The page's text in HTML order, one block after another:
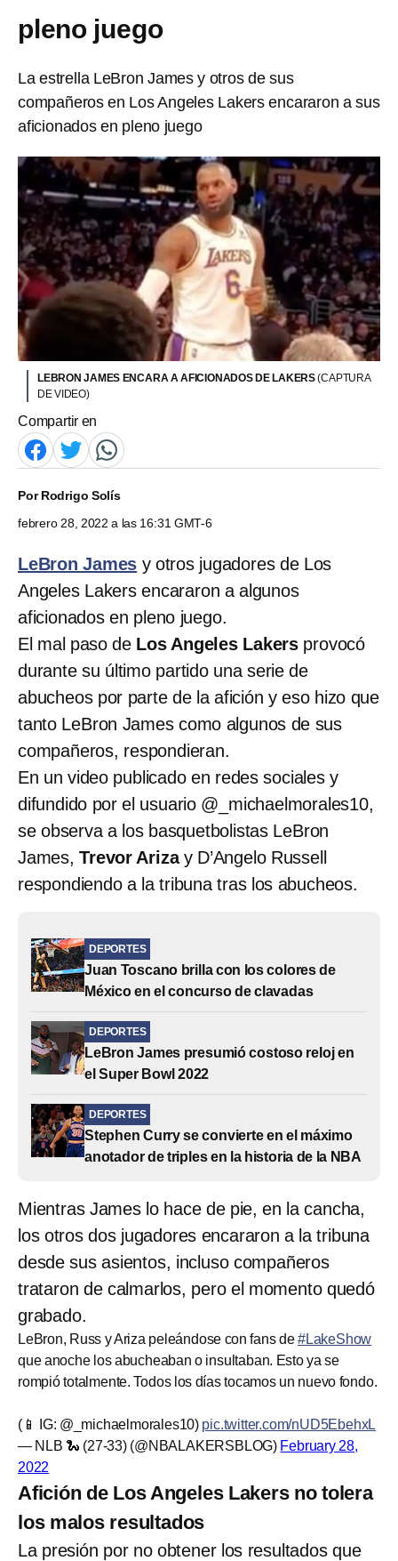
pleno juego
La estrella LeBron James y otros de sus
compañeros en Los Angeles Lakers encararon a sus
aficionados en pleno juego
LEBRON JAMES ENCARA A AFICIONADOS DE LAKERS(CAPTURA
DE VIDEO)
Compartir en
PorRodrigo Solís
febrero 28, 2022 a las 16:31 GMT-6
LeBron James y otros jugadores de Los
Angeles Lakers encararon a algunos
aficionados en pleno juego.
El mal paso de Los Angeles Lakers provocó
durante su último partido una serie de
abucheos por parte de la afición y eso hizo que
tanto LeBron James como algunos de sus
compañeros, respondieran.
En un video publicado en redes sociales y
difundido por el usuario @_michaelmorales10,
se observa a los basquetbolistas LeBron
James,Trevor Arizay D’Angelo Russell
respondiendo a la tribuna tras los abucheos.
DEPORTES
Juan Toscano brilla con los colores de
México en el concurso de clavadas
DEPORTES
LeBron James presumió costoso reloj en
el Super Bowl 2022
DEPORTES
Stephen Curry se convierte en el máximo
anotador de triples en la historia de la NBA
Mientras James lo hace de pie, en la cancha,
los otros dos jugadores encararon a la tribuna
desde sus asientos, incluso compañeros
trataron de calmarlos, pero el momento quedó
grabado.
LeBron, Russ y Ariza peleándose con fans de#LakeShow
que anoche los abucheaban o insultaban. Esto ya se
rompió totalmente. Todos los días tocamos un nuevo fondo.
(📱 IG: @_michaelmorales10) pic.twitter.com/nUD5EbehxL
— NLB 🐍 (27-33) (@NBALAKERSBLOG) February 28,
2022
Afición de Los Angeles Lakers no tolera
los malos resultados
La presión por no obtener los resultados que